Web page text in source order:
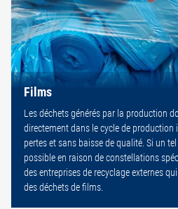
Films
Les déchets générés par la production
directement dans le cycle de production
pertes et sans baisse de qualité. Si un
possible en raison de constellations
des entreprises de recyclage externes
des déchets de films.